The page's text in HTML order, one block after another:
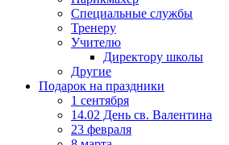
Специальные службы
Тренеру
Учителю
Директору школы
Другие
Подарок на праздники
1 сентября
14.02 День св. Валентина
23 февраля